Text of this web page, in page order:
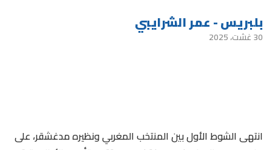
بلبريس - عمر الشرايبي
30 غشت، 2025
انتهى الشوط الأول بين المنتخب المغربي ونظيره مدغشقر، على